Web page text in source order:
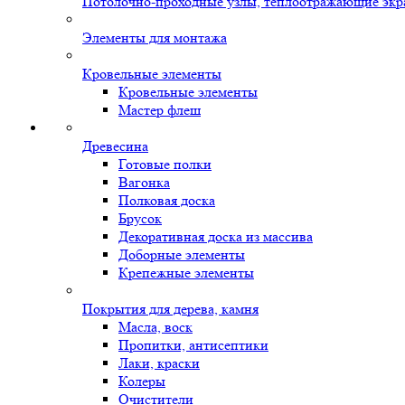
Элементы для монтажа
Кровельные элементы
Кровельные элементы
Мастер флеш
Древесина
Готовые полки
Вагонка
Полковая доска
Брусок
Декоративная доска из массива
Доборные элементы
Крепежные элементы
Покрытия для дерева, камня
Масла, воск
Пропитки, антисептики
Лаки, краски
Колеры
Очистители